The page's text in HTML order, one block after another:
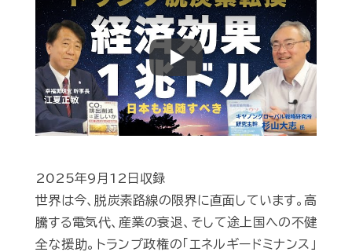
Play
2025年9月12日収録
世界は今、脱炭素路線の限界に直面しています。高
騰する電気代、産業の衰退、そして途上国への不健
全な援助。トランプ政権の「エネルギードミナンス」